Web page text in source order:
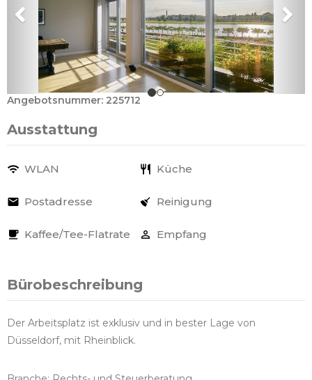
Angebotsnummer: 225712
Ausstattung
WLAN Küche
Postadresse Reinigung
Kaffee/Tee-Flatrate Empfang
Bürobeschreibung
Der Arbeitsplatz ist exklusiv und in bester Lage von
Düsseldorf, mit Rheinblick.